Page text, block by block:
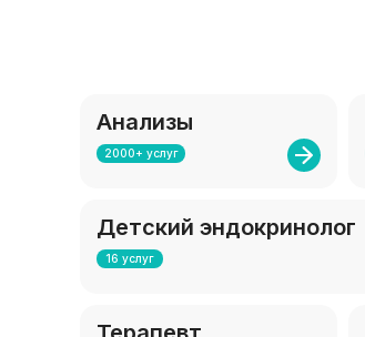
16 услуг
Детский эндокринолог
2000+ услуг
Анализы